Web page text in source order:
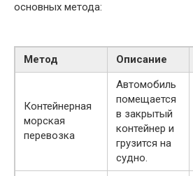
основных метода:
Метод Описание
Контейнерная
морская
перевозка
Автомобиль
помещается
в закрытый
контейнер и
грузится на
судно.